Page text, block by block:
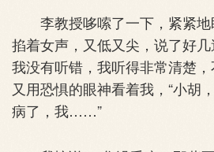
李教授哆嗦了一下，紧紧地
掐着女声，又低又尖，说了好几
我没有听错，我听得非常清楚
又用恐惧的眼神看着我，“小胡
病了，我……”